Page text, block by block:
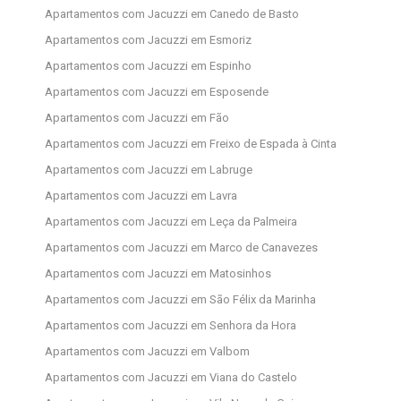
Apartamentos com Jacuzzi em Canedo de Basto
Apartamentos com Jacuzzi em Esmoriz
Apartamentos com Jacuzzi em Espinho
Apartamentos com Jacuzzi em Esposende
Apartamentos com Jacuzzi em Fão
Apartamentos com Jacuzzi em Freixo de Espada à Cinta
Apartamentos com Jacuzzi em Labruge
Apartamentos com Jacuzzi em Lavra
Apartamentos com Jacuzzi em Leça da Palmeira
Apartamentos com Jacuzzi em Marco de Canavezes
Apartamentos com Jacuzzi em Matosinhos
Apartamentos com Jacuzzi em São Félix da Marinha
Apartamentos com Jacuzzi em Senhora da Hora
Apartamentos com Jacuzzi em Valbom
Apartamentos com Jacuzzi em Viana do Castelo